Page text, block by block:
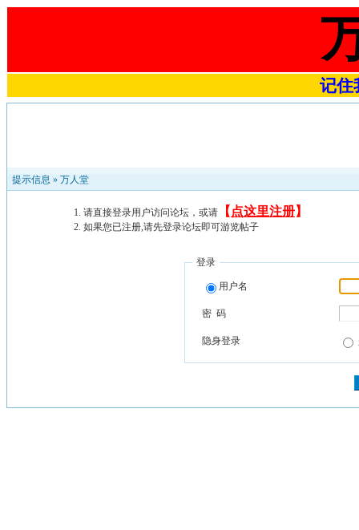
记住
提示信息 » 万人堂
请直接登录用户访问论坛，或请 【 点这里注册】
如果您已注册,请先登录论坛即可游览帖子
登录
用户名
密 码
隐身登录